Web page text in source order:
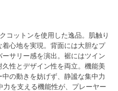
コットンを使用した逸品。肌触り
心地を実現。背面には大胆なプ
サリー感を演出。裾にはツイン
性とデザイン性を両立。機能美
の動きを妨げず、静謐な集中力
を支える機能性が、プレーヤー